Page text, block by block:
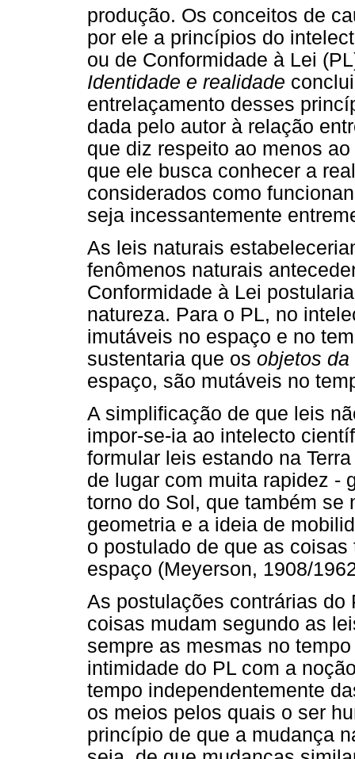
produção. Os conceitos de
por ele a princípios do
ou de Conformidade à Lei
Identidade e realidade
entrelaçamento desses
dada pelo autor à relação
que diz respeito ao menos
que ele busca conhecer a
considerados como
seja incessantemente
As leis naturais
fenômenos naturais
Conformidade à Lei
natureza. Para o PL, no
imutáveis no espaço e no
sustentaria que os objetos
espaço, são mutáveis no
A simplificação de que leis
impor-se-ia ao intelecto
formular leis estando na
de lugar com muita rapidez -
torno do Sol, que também se
geometria e a ideia de
o postulado de que as
espaço (Meyerson, 1908/
As postulações contrárias do
coisas mudam segundo as
sempre as mesmas no
intimidade do PL com a
tempo independentemente
os meios pelos quais o ser
princípio de que a mudança